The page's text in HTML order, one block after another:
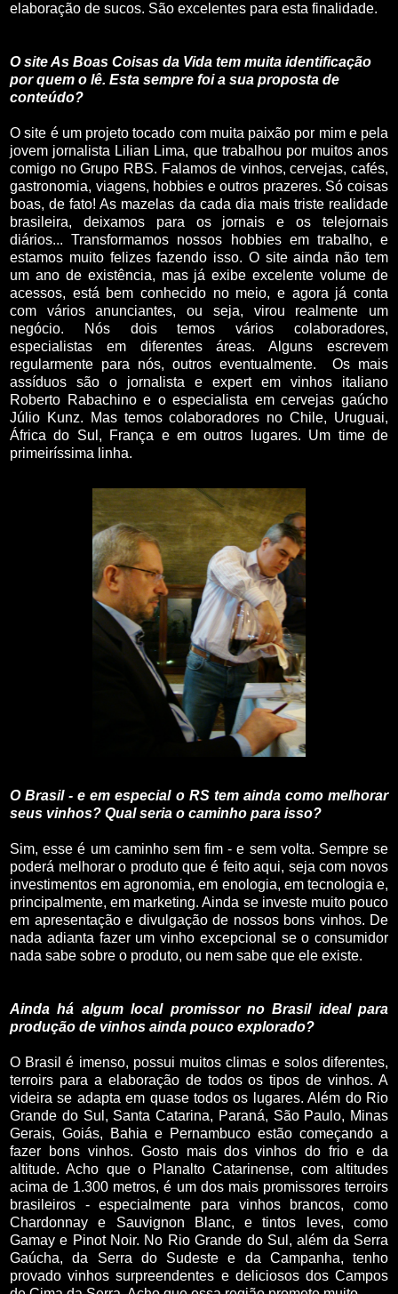
elaboração de sucos. São excelentes para esta finalidade.
O site As Boas Coisas da Vida tem muita identificação
por quem o lê. Esta sempre foi a sua proposta de
conteúdo?
O site é um projeto tocado com muita paixão por mim e pela
jovem jornalista Lilian Lima, que trabalhou por muitos anos
comigo no Grupo RBS. Falamos de vinhos, cervejas, cafés,
gastronomia, viagens, hobbies e outros prazeres. Só coisas
boas, de fato! As mazelas da cada dia mais triste realidade
brasileira, deixamos para os jornais e os telejornais
diários... Transformamos nossos hobbies em trabalho, e
estamos muito felizes fazendo isso. O site ainda não tem
um ano de existência, mas já exibe excelente volume de
acessos, está bem conhecido no meio, e agora já conta
com vários anunciantes, ou seja, virou realmente um
negócio. Nós dois temos vários colaboradores,
especialistas em diferentes áreas. Alguns escrevem
regularmente para nós, outros eventualmente. Os mais
assíduos são o jornalista e expert em vinhos italiano
Roberto Rabachino e o especialista em cervejas gaúcho
Júlio Kunz. Mas temos colaboradores no Chile, Uruguai,
África do Sul, França e em outros lugares. Um time de
primeiríssima linha.
O Brasil - e em especial o RS tem ainda como melhorar
seus vinhos? Qual seria o caminho para isso?
Sim, esse é um caminho sem fim - e sem volta. Sempre se
poderá melhorar o produto que é feito aqui, seja com novos
investimentos em agronomia, em enologia, em tecnologia e,
principalmente, em marketing. Ainda se investe muito pouco
em apresentação e divulgação de nossos bons vinhos. De
nada adianta fazer um vinho excepcional se o consumidor
nada sabe sobre o produto, ou nem sabe que ele existe.
Ainda há algum local promissor no Brasil ideal para
produção de vinhos ainda pouco explorado?
O Brasil é imenso, possui muitos climas e solos diferentes,
terroirs para a elaboração de todos os tipos de vinhos. A
videira se adapta em quase todos os lugares. Além do Rio
Grande do Sul, Santa Catarina, Paraná, São Paulo, Minas
Gerais, Goiás, Bahia e Pernambuco estão começando a
fazer bons vinhos. Gosto mais dos vinhos do frio e da
altitude. Acho que o Planalto Catarinense, com altitudes
acima de 1.300 metros, é um dos mais promissores terroirs
brasileiros - especialmente para vinhos brancos, como
Chardonnay e Sauvignon Blanc, e tintos leves, como
Gamay e Pinot Noir. No Rio Grande do Sul, além da Serra
Gaúcha, da Serra do Sudeste e da Campanha, tenho
provado vinhos surpreendentes e deliciosos dos Campos